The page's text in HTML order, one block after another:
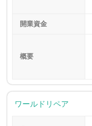
開業資金
概要
ワールドリペア